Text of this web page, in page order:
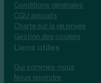
Conditions générales
CGU avocats
Charte sur la vie privée
Gestion des cookies
Liens utiles
Qui sommes-nous
Nous rejoindre